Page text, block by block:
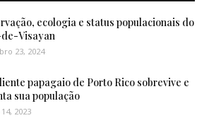
ecologia e status populacionais do
Visayan
23, 2024
papagaio de Porto Rico sobrevive e
sua população
2023